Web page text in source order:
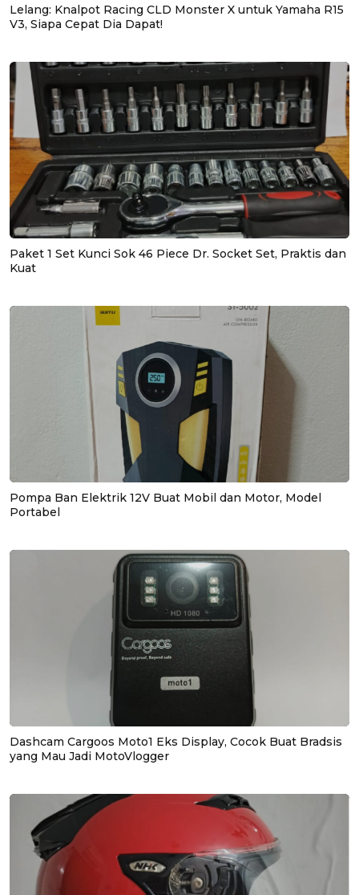
Lelang: Knalpot Racing CLD Monster X untuk Yamaha R15
V3, Siapa Cepat Dia Dapat!
Paket 1 Set Kunci Sok 46 Piece Dr. Socket Set, Praktis dan
Kuat
Pompa Ban Elektrik 12V Buat Mobil dan Motor, Model
Portabel
Dashcam Cargoos Moto1 Eks Display, Cocok Buat Bradsis
yang Mau Jadi MotoVlogger